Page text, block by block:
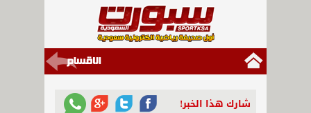
شارك هذا الخبر!